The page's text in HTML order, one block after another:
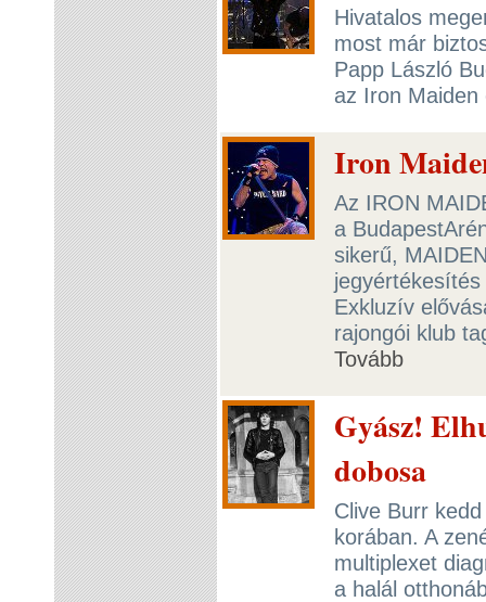
Hivatalos
most már
Papp László
az Iron
Iron
Az IRON
a
sikerű,
Exkluzív
rajongói klub
Tovább
Gyász!
dobosa
Clive Burr
korában. A
multiplexet
a halál